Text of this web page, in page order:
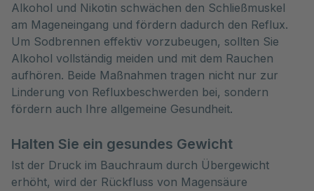
Alkohol und Nikotin schwächen den Schließmuskel
am Mageneingang und fördern dadurch den Reflux.
Um Sodbrennen effektiv vorzubeugen, sollten Sie
Alkohol vollständig meiden und mit dem Rauchen
aufhören. Beide Maßnahmen tragen nicht nur zur
Linderung von Refluxbeschwerden bei, sondern
fördern auch Ihre allgemeine Gesundheit.
Halten Sie ein gesundes Gewicht
Ist der Druck im Bauchraum durch Übergewicht
erhöht, wird der Rückfluss von Magensäure